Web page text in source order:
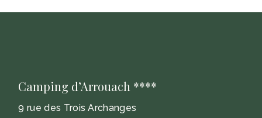
Camping d’Arrouach ****
9 rue des Trois Archanges